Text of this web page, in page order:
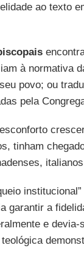
ao texto
à normativa
povo; ou
pela
tinham
garantir a
e